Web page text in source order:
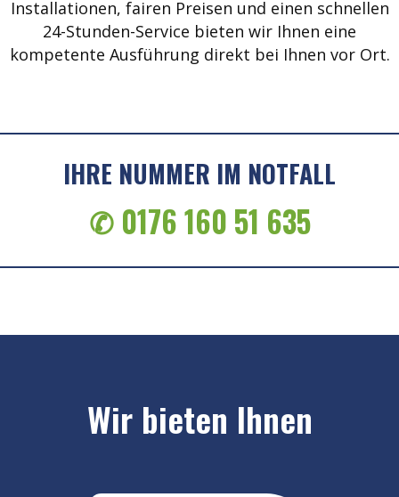
Installationen, fairen Preisen und einen schnellen
24-Stunden-Service bieten wir Ihnen eine
kompetente Ausführung direkt bei Ihnen vor Ort.
IHRE NUMMER IM NOTFALL
✆ 0176 160 51 635
Wir bieten Ihnen